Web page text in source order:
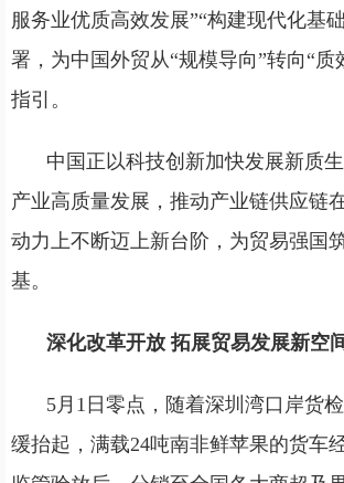
服务业优质高效发展”“构建现代化基
署，为中国外贸从“规模导向”转向“质
指引。
中国正以科技创新加快发展新质
产业高质量发展，推动产业链供应链
动力上不断迈上新台阶，为贸易强国
基。
深化改革开放 拓展贸易发展新空
5月1日零点，随着深圳湾口岸货
缓抬起，满载24吨南非鲜苹果的货车